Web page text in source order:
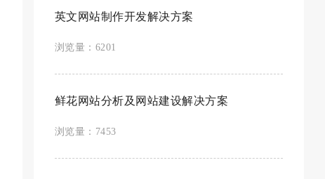
英文网站制作开发解决方案
浏览量：6201
鲜花网站分析及网站建设解决方案
浏览量：7453